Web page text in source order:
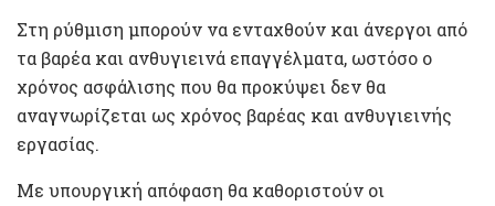
Στη ρύθμιση μπορούν να ενταχθούν και άνεργοι από
τα βαρέα και ανθυγιεινά επαγγέλματα, ωστόσο ο
χρόνος ασφάλισης που θα προκύψει δεν θα
αναγνωρίζεται ως χρόνος βαρέας και ανθυγιεινής
εργασίας.
Με υπουργική απόφαση θα καθοριστούν οι